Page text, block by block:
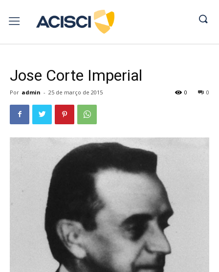
Jose Corte Imperial
Por admin - 25 de março de 2015 0
0